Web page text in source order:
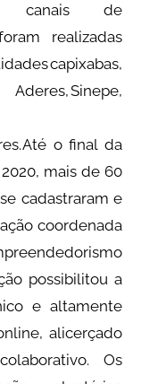
canais de
realizadas
capixabas,
Sinepe,
Até o final da
mais de 60
cadastraram e
coordenada
possibilitou a
e altamente
alicerçado
Os